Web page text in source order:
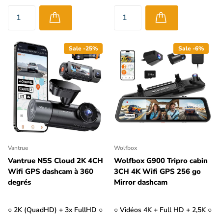
Sale -25%
Vantrue
Vantrue N5S Cloud 2K 4CH
Wifi GPS dashcam à 360
degrés
○ 2K (QuadHD) + 3x FullHD ○
Sale -6%
Wolfbox
Wolfbox G900 Tripro cabin
3CH 4K Wifi GPS 256 go
Mirror dashcam
○ Vidéos 4K + Full HD + 2,5K ○